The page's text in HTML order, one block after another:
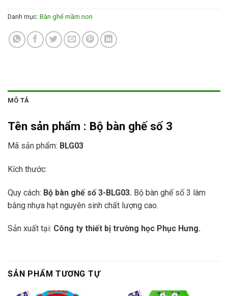
Danh mục: Bàn ghế mầm non
MÔ TẢ
Tên sản phẩm : Bộ bàn ghế số 3
Mã sản phẩm: BLG03
Kích thước:
Quy cách: Bộ bàn ghế số 3-BLG03. Bộ bàn ghế số 3 làm
bằng nhựa hạt nguyên sinh chất lượng cao.
Sản xuất tại: Công ty thiết bị trường học Phục Hưng.
SẢN PHẨM TƯƠNG TỰ